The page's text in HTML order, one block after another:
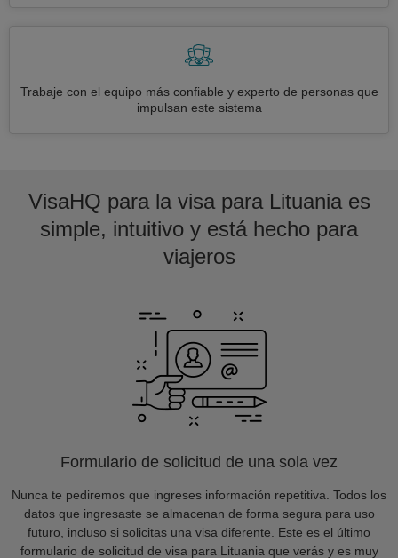
Trabaje con el equipo más confiable y experto de personas que
impulsan este sistema
VisaHQ para la visa para Lituania es
simple, intuitivo y está hecho para
viajeros
Formulario de solicitud de una sola vez
Nunca te pediremos que ingreses información repetitiva. Todos los
datos que ingresaste se almacenan de forma segura para uso
futuro, incluso si solicitas una visa diferente. Este es el último
formulario de solicitud de visa para Lituania que verás y es muy